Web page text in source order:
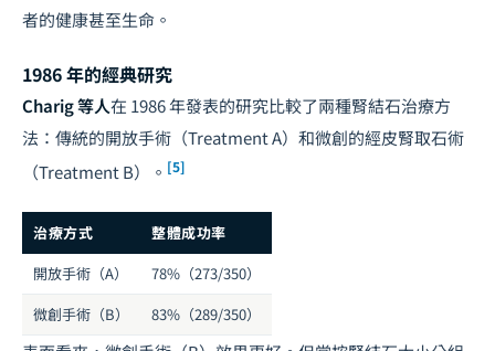
者的健康甚至生命。
1986 年的經典研究
Charig 等人在 1986 年發表的研究比較了兩種腎結石治療方
法：傳統的開放手術（Treatment A）和微創的經皮腎取石術
（Treatment B）。 [5]
治療方式
整體成功率
開放手術（A）
78%（273/350）
微創手術（B）
83%（289/350）